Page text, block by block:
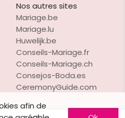
Nos autres sites
Mariage.be
Mariage.lu
Huwelijk.be
Conseils-Mariage.fr
Conseils-Mariage.ch
Consejos-Boda.es
CeremonyGuide.com
afin de